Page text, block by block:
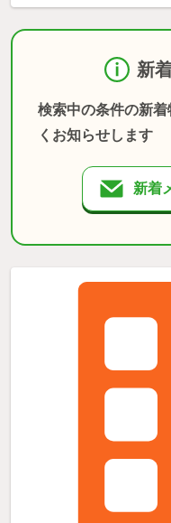
新
検索中の条件の新
くお知らせします
新着